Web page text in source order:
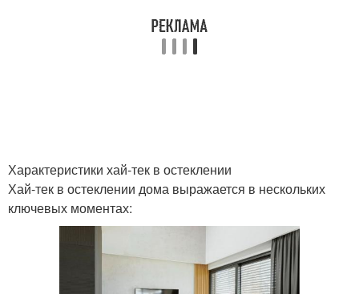
Современная отделка Решения для отделки
Нестандартные
Характеристики хай-тек в остеклении
Хай-тек в остеклении дома выражается в нескольких
ключевых моментах: